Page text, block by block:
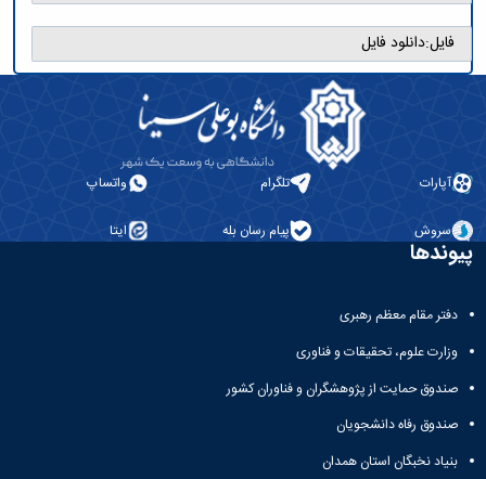
فایل:دانلود فایل
آپارات تلگرام واتساپ
سروش پیام رسان بله ایتا
پیوندها
دفتر مقام معظم رهبری
وزارت علوم، تحقیقات و فناوری
صندوق حمایت از پژوهشگران و فناوران کشور
صندوق رفاه دانشجویان
بنیاد نخبگان استان همدان